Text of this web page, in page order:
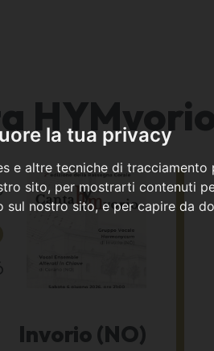
la tua privacy
e altre tecniche di tracciamento
sito, per mostrarti contenuti
sul nostro sito, e per capire da
Invorio (NO)